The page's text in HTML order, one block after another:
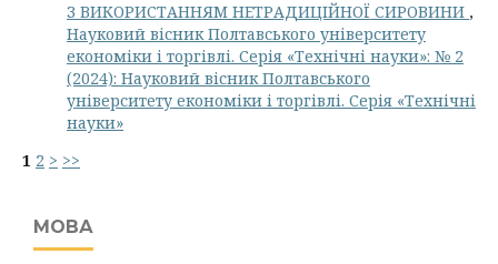
З ВИКОРИСТАННЯМ НЕТРАДИЦІЙНОЇ СИРОВИНИ ,
Науковий вісник Полтавського університету
економіки і торгівлі. Серія «Технічні науки»: № 2
(2024): Науковий вісник Полтавського
університету економіки і торгівлі. Серія «Технічні
науки»
1 2 > >>
МОВА